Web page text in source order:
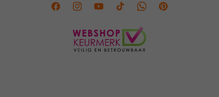
FacebookInstagramYouTubeTikTok Twitter Pinterest